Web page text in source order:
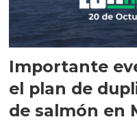
Importante
el plan de
de salmón en